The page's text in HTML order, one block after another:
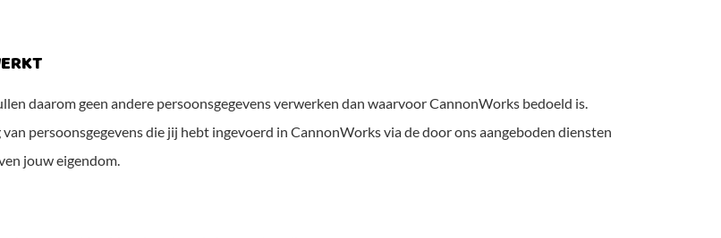
daarom geen andere persoonsgegevens verwerken dan waarvoor CannonWorks bedoeld is.
persoonsgegevens die jij hebt ingevoerd in CannonWorks via de door ons aangeboden diensten
jouw eigendom.